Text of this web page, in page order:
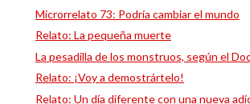
Microrrelato 73: Podría cambiar el mundo
Relato: La pequeña muerte
La pesadilla de los monstruos, según el
Relato: ¡Voy a demostrártelo!
Relato: Un día diferente con una nueva